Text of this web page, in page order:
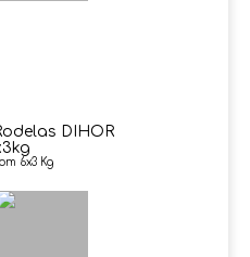
DIHOR
6x3 Kg